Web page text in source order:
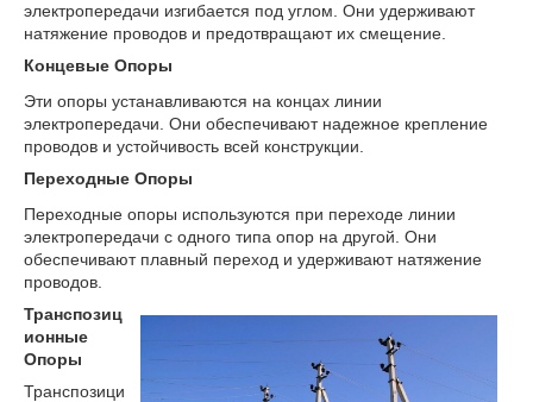
электропередачи изгибается под углом. Они удерживают
натяжение проводов и предотвращают их смещение.
Концевые Опоры
Эти опоры устанавливаются на концах линии
электропередачи. Они обеспечивают надежное крепление
проводов и устойчивость всей конструкции.
Переходные Опоры
Переходные опоры используются при переходе линии
электропередачи с одного типа опор на другой. Они
обеспечивают плавный переход и удерживают натяжение
проводов.
Транспозиц
ионные
Опоры
Транспозици